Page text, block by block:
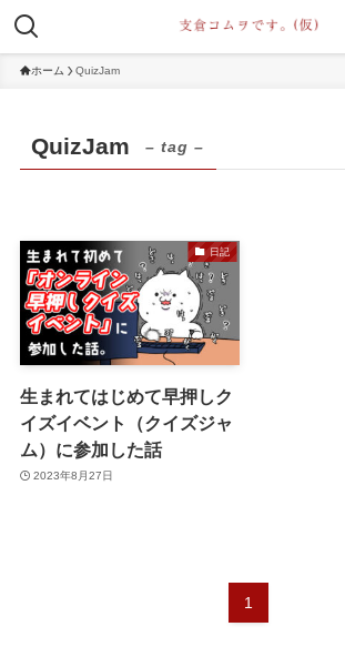
ホーム QuizJam
QuizJam – tag –
日記
生まれてはじめて早押しク
イズイベント（クイズジャ
ム）に参加した話
2023年8月27日
1